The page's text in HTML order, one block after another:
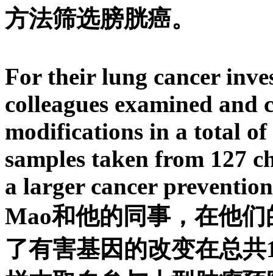
方法筛选膀胱癌。
For their lung cancer
colleagues examined
modifications in a total of
samples taken from 127
a larger cancer
Mao和他的同事，在他
了有害基因的改变在总